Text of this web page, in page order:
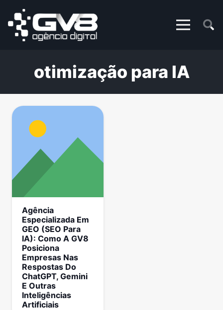
otimização para IA
Agência
Especializada Em
GEO (SEO Para
IA): Como A GV8
Posiciona
Empresas Nas
Respostas Do
ChatGPT, Gemini
E Outras
Inteligências
Artificiais